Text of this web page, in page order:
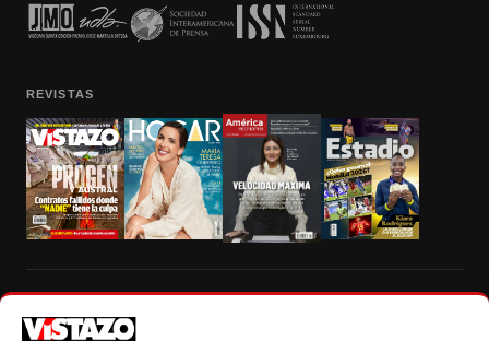
REVISTAS
autorización escrita de su titular, de todos los contenidos de Vistazo.com.